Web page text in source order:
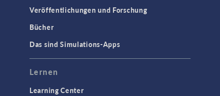
SCHNITTSTELLEN
CAD
STRÖMUNG & WÄRME
(CFD)
Veröffentlichungen und Forschung
Bücher
Das sind Simulations-Apps
Lernen
Learning Center